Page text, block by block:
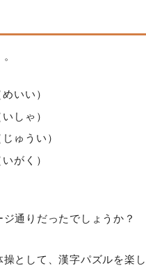
めいい）
しゃ）
じゅうい）
がく）
ジ通りだったでしょうか？
として、漢字パズルを楽